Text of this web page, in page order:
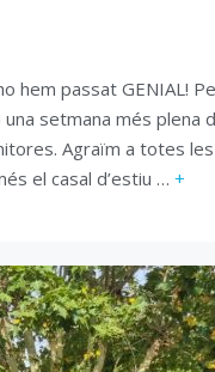
hem passat GENIAL!
setmana més plena
Agraïm a totes
el casal d’estiu … +